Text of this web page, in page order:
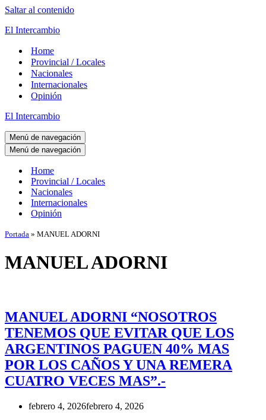
Saltar al contenido
El Intercambio
Home
Provincial / Locales
Nacionales
Internacionales
Opinión
El Intercambio
Menú de navegación
Menú de navegación
Home
Provincial / Locales
Nacionales
Internacionales
Opinión
Portada » MANUEL ADORNI
MANUEL ADORNI
MANUEL ADORNI “NOSOTROS
TENEMOS QUE EVITAR QUE LOS
ARGENTINOS PAGUEN 40% MAS
POR LOS CAÑOS Y UNA REMERA
CUATRO VECES MAS”.-
febrero 4, 2026febrero 4, 2026